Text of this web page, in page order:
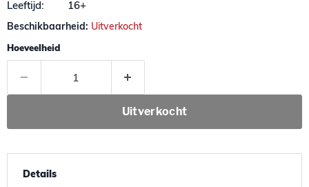
Leeftijd: 16+
Beschikbaarheid: Uitverkocht
Hoeveelheid
Uitverkocht
Details